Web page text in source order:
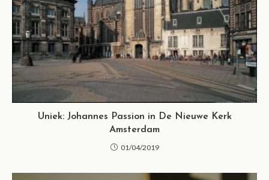
Uniek: Johannes Passion in De Nieuwe Kerk
Amsterdam
01/04/2019